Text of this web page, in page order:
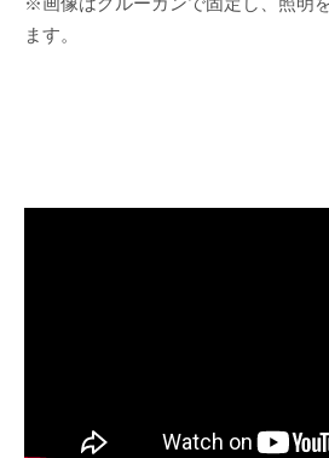
※画像はグルーガンで固定し、照明
ます。